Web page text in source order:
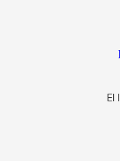
El